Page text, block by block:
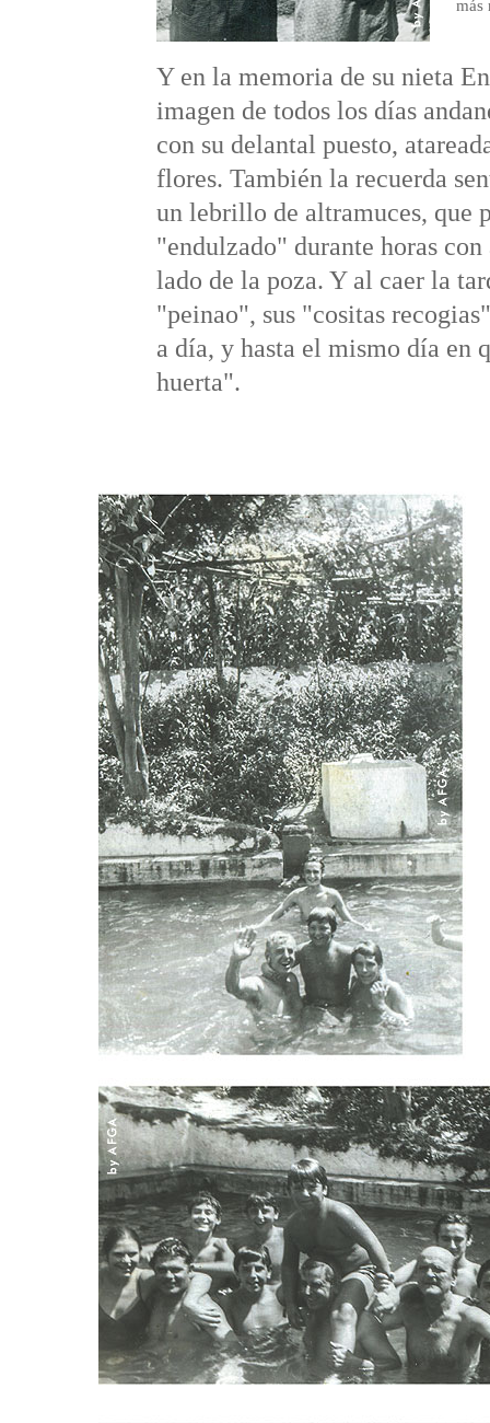
más
Y en la memoria de su nieta
imagen de todos los días
con su delantal puesto,
flores. También la recuerda
un lebrillo de altramuces, que
"endulzado" durante horas
lado de la poza. Y al caer la
"peinao", sus "cositas
a día, y hasta el mismo día en
huerta".